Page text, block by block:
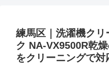
練馬区｜洗濯機ク
ク NA-VX9500R乾
をクリーニングで対